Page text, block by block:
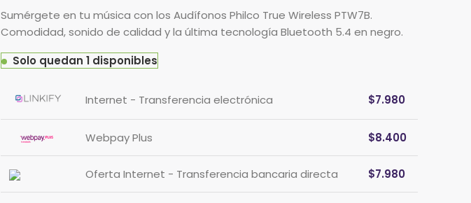
Sumérgete en tu música con los Audífonos Philco True Wireless PTW7B.
Comodidad, sonido de calidad y la última tecnología Bluetooth 5.4 en negro.
Solo quedan 1 disponibles
Internet - Transferencia electrónica $7.980
Webpay Plus $8.400
Oferta Internet - Transferencia bancaria directa $7.980